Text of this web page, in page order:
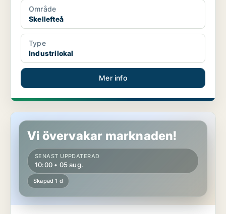
Område
Skellefteå
Type
Industrilokal
Mer info
Butikslokal i Skellefteå
Vi övervakar marknaden!
SENAST UPPDATERAD
10:00 • 05 aug.
Skapad 1 d